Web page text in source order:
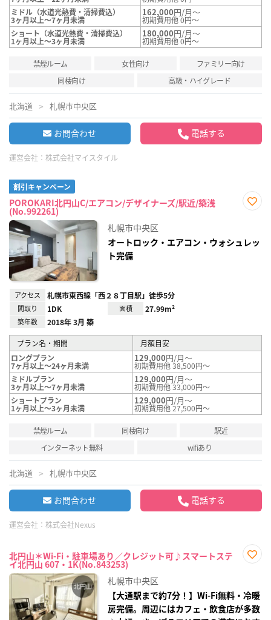
ミドル（水道光熱費・清掃費込）
3ヶ月以上～7ヶ月未満
162,000円/月～
初期費用他 0円～
ショート（水道光熱費・清掃費込）
1ヶ月以上～3ヶ月未満
180,000円/月～
初期費用他 0円～
禁煙ルーム 女性向け
ファミリー向け
同棲向け
高級・ハイグレード
北海道 札幌市中央区
お問合わせ 電話する
運営会社： 株式会社マイスタイル
割引キャンペーン
POROKARI北円山C/エアコン/デザイナーズ/駅近/築浅
(No.992261)
録
札幌市中央区
オートロック・エアコン・ウォシュレッ
ト完備
アクセス 札幌市東西線「西２８丁目駅」徒歩5分
間取り 1DK 面積 27.99m²
築年数 2018年 3月 築
プラン名・期間
月額目安
ロングプラン
7ヶ月以上～24ヶ月未満
129,000円/月～
初期費用他 38,500円～
ミドルプラン
3ヶ月以上～7ヶ月未満
129,000円/月～
初期費用他 33,000円～
ショートプラン
1ヶ月以上～3ヶ月未満
129,000円/月～
初期費用他 27,500円～
禁煙ルーム 同棲向け
駅近
インターネット無料
wifiあり
北海道 札幌市中央区
お問合わせ 電話する
運営会社： 株式会社Nexus
北円山＊Wi-Fi・駐車場あり／クレジット可♪スマートステ
イ北円山 607・1K(No.843253)
録
札幌市中央区
【大通駅まで約7分！】Wi-Fi無料・冷暖
房完備。周辺にはカフェ・飲食店が多数